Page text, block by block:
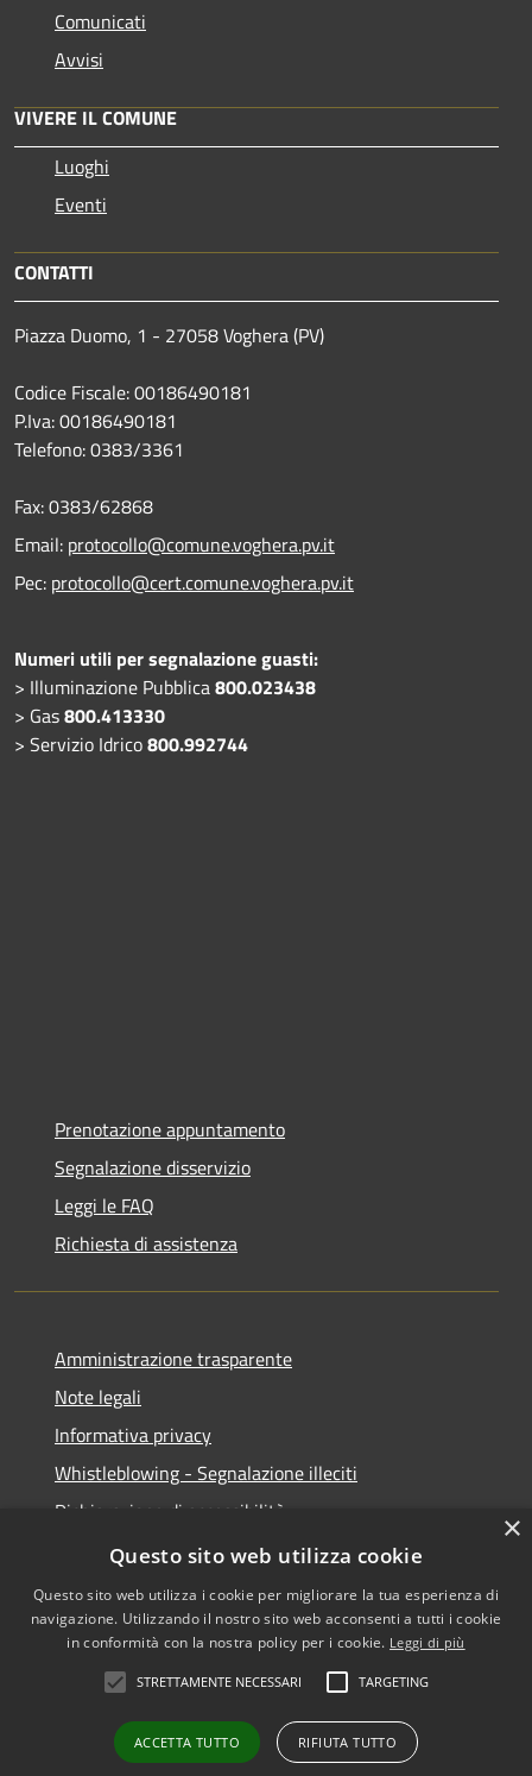
Comunicati
Avvisi
VIVERE IL COMUNE
Luoghi
Eventi
CONTATTI
Piazza Duomo, 1 - 27058 Voghera (PV)
Codice Fiscale: 00186490181
P.Iva: 00186490181
Telefono:0383/3361
Fax:0383/62868
Email: protocollo@comune.voghera.pv.it
Pec: protocollo@cert.comune.voghera.pv.it
Numeri utili per segnalazione guasti:
> Illuminazione Pubblica800.023438
> Gas800.413330
> Servizio Idrico800.992744
Prenotazione appuntamento
Segnalazione disservizio
Leggi le FAQ
Richiesta di assistenza
Amministrazione trasparente
Note legali
Informativa privacy
Whistleblowing - Segnalazione illeciti
Dichiarazione di accessibilità
Obiettivi di acessibilità
Accessibilità
Copyright © 2026 • Comune di
Voghera • Powered by
Municipium•
redazione
×
Questo sito web utilizza cookie
Questo sito web utilizza i cookie per migliorare la tua esperienza di
navigazione. Utilizzando il nostro sito web acconsenti a tutti i cookie
in conformità con la nostra policy per i cookie. Leggi di più
STRETTAMENTE NECESSARI TARGETING
ACCETTA TUTTO RIFIUTA TUTTO